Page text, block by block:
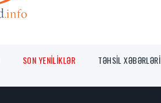
SON YENİLİKLƏR TƏHSİL XƏBƏRLƏRİ